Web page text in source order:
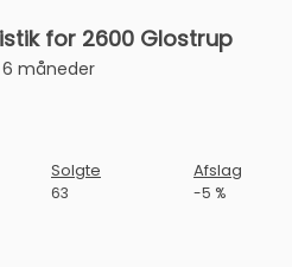
for 2600 Glostrup
måneder
Solgte Afslag
63 -5 %